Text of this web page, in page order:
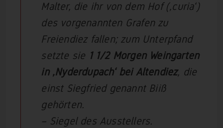
Malter, die ihr von dem Hof (‚curia‘)
des vorgenannten Grafen zu
Freiendiez fallen; zum Unterpfand
setzte sie 1 1/2 Morgen Weingarten
in ‚Nyderdupach‘ bei Altendiez, die
einst Siegfried genannt Biiß
gehörten.
– Siegel des Ausstellers.